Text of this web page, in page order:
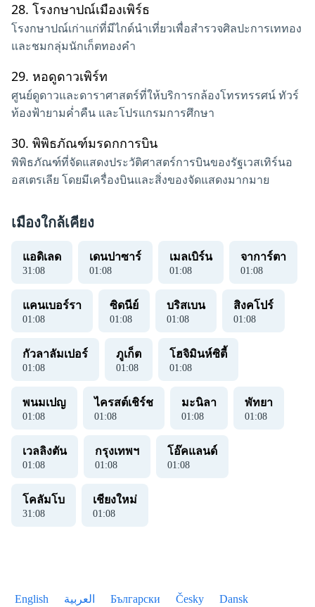
28. โรงกษาปณ์เมืองเพิร์ธ
โรงกษาปณ์เก่าแก่ที่มีไกด์นำเที่ยวเพื่อสำรวจศิลปะการเททอง
และชมกลุ่มนักเก็ตทองคำ
29. หอดูดาวเพิร์ท
ศูนย์ดูดาวและดาราศาสตร์ที่ให้บริการกล้องโทรทรรศน์ ทัวร์
ท้องฟ้ายามค่ำคืน และโปรแกรมการศึกษา
30. พิพิธภัณฑ์มรดกการบิน
พิพิธภัณฑ์ที่จัดแสดงประวัติศาสตร์การบินของรัฐเวสเทิร์นอ
อสเตรเลีย โดยมีเครื่องบินและสิ่งของจัดแสดงมากมาย
เมืองใกล้เคียง
แอดิเลด
31:08
เดนปาซาร์
01:08
เมลเบิร์น
01:08
จาการ์ตา
01:08
แคนเบอร์รา
01:08
ซิดนีย์
01:08
บริสเบน
01:08
สิงคโปร์
01:08
กัวลาลัมเปอร์
01:08
ภูเก็ต
01:08
โฮจิมินห์ซิตี้
01:08
พนมเปญ
01:08
ไครสต์เชิร์ช
01:08
มะนิลา
01:08
พัทยา
01:08
เวลลิงตัน
01:08
กรุงเทพฯ
01:08
โอ๊คแลนด์
01:08
โคลัมโบ
31:08
เชียงใหม่
01:08
English العربية Български Česky Dansk